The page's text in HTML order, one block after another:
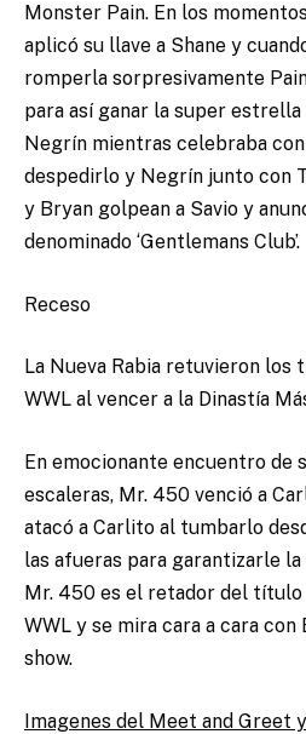
Monster Pain. En los
aplicó su llave a Shane y
romperla sorpresivamente
para así ganar la super estrella
Negrín mientras celebraba
despedirlo y Negrín junto con
y Bryan golpean a Savio y
denominado ‘Gentlemans Club’.
Receso
La Nueva Rabia retuvieron
WWL al vencer a la Dinastía
En emocionante encuentro de
escaleras, Mr. 450 venció a
atacó a Carlito al tumbarlo
las afueras para garantizarle
Mr. 450 es el retador del título
WWL y se mira cara a cara
show.
Imagenes del Meet and Greet